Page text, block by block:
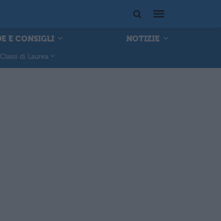
E CONSIGLI NOTIZIE
Classi di Laurea